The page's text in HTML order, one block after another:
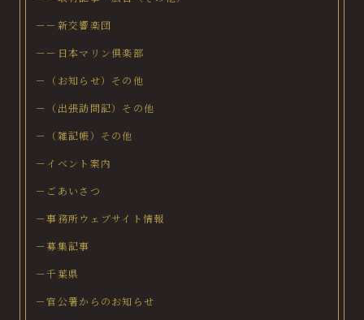
－－新交響楽団
－－日本マリン倶楽部
－（お知らせ）その他
－（出張訪問記）その他
－（雑記帳）その他
－イベント案内
－ごあいさつ
－事務所ウェブサイト情報
－募集記事
－千葉県
－官公署からのお知らせ